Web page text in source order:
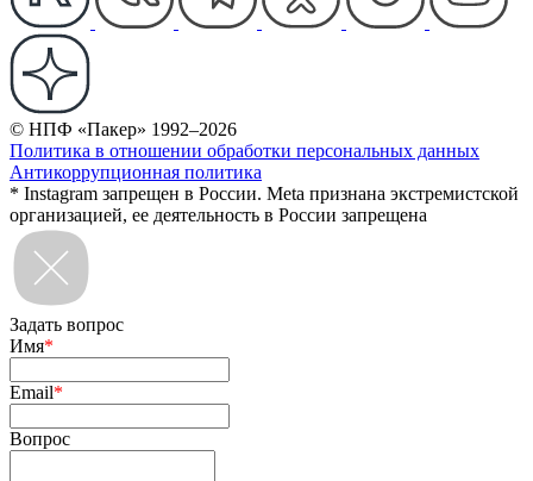
© НПФ «Пакер» 1992–2026
Политика в отношении обработки персональных данных
Антикоррупционная политика
* Instagram запрещен в России. Meta признана экстремистской
организацией, ее деятельность в России запрещена
Задать вопрос
Имя*
Email*
Вопрос